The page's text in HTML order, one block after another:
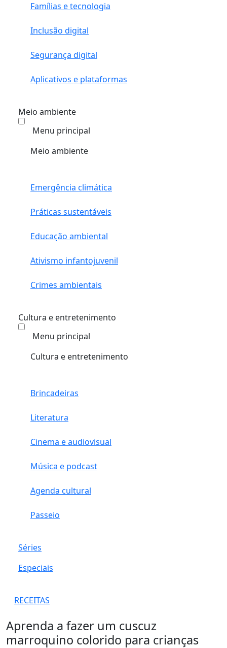
Famílias e tecnologia
Inclusão digital
Segurança digital
Aplicativos e plataformas
Meio ambiente
Menu principal
Meio ambiente
Emergência climática
Práticas sustentáveis
Educação ambiental
Ativismo infantojuvenil
Crimes ambientais
Cultura e entretenimento
Menu principal
Cultura e entretenimento
Brincadeiras
Literatura
Cinema e audiovisual
Música e podcast
Agenda cultural
Passeio
Séries
Especiais
RECEITAS
Aprenda a fazer um cuscuz
marroquino colorido para crianças